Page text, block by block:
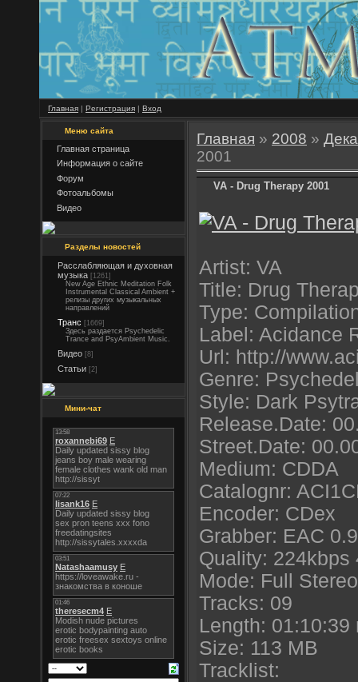
Главная | Регистрация | Вход
Меню сайта
Главная страница
Информация о сайте
Форум
Фотоальбомы
Видео
Разделы новостей
Расслабляющая и духовная
музыка [1261]
New Age Ethnic Meditation Folk
Instrumental Classical Ambient +
релизы других музыкальных
направлений
Транс [1669]
Здесь раздается Psychedelic
Trance and PsyAmbient Music.
Видео [8]
Статьи [2]
Мини-чат
Главная » 2008 »
2001
VA - Drug Therapy 2001
Artist: VA
Title: Drug
Type:
Label: Acidance
Url: http://
Genre:
Style: Dark
Release.Date:
Street.Date:
Medium: CDDA
Catalognr:
Encoder: CDex
Grabber: EAC
Quality: 224kbps
Mode: Full Stereo
Tracks: 09
Length: 01:10:39
Size: 113 MB
Tracklist: